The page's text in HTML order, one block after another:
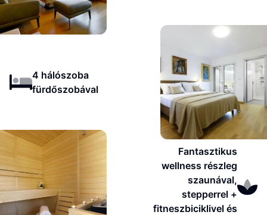
4 hálószoba
fürdőszobával
Fantasztikus
wellness részleg
szaunával,
stepperrel +
fitneszbiciklivel és